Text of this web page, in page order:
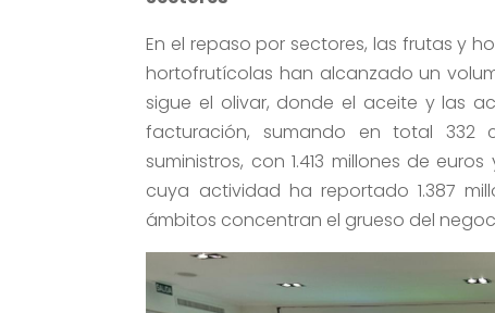
En el repaso por sectores, las frutas y
hortofrutícolas han alcanzado un
sigue el olivar, donde el aceite y las
facturación, sumando en total 332
suministros, con 1.413 millones de
cuya actividad ha reportado 1.387
ámbitos concentran el grueso del